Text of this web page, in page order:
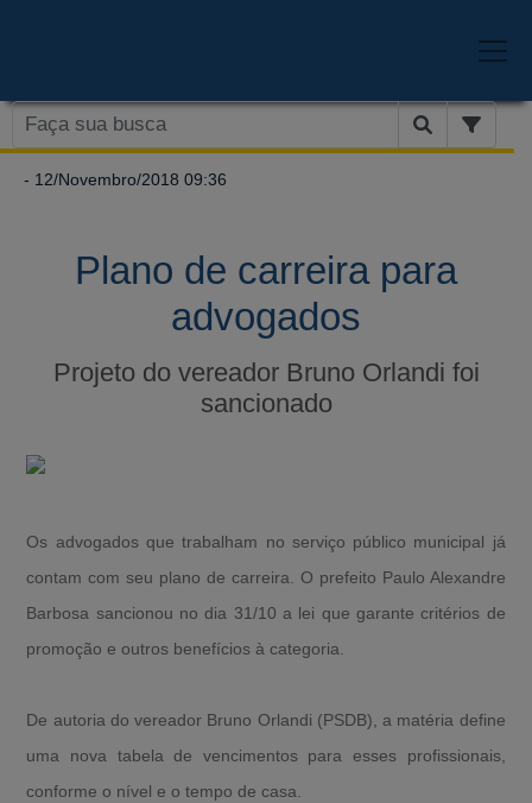
- 12/Novembro/2018 09:36
Plano de carreira para
advogados
Projeto do vereador Bruno Orlandi foi
sancionado
Os advogados que trabalham no serviço público municipal já
contam com seu plano de carreira. O prefeito Paulo Alexandre
Barbosa sancionou no dia 31/10 a lei que garante critérios de
promoção e outros benefícios à categoria.
De autoria do vereador Bruno Orlandi (PSDB), a matéria define
uma nova tabela de vencimentos para esses profissionais,
conforme o nível e o tempo de casa.